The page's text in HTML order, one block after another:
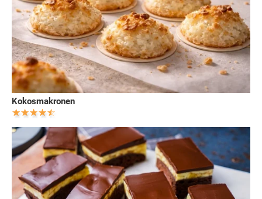
Kokosmakronen